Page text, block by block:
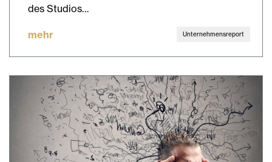
des Studios…
mehr Unternehmensreport